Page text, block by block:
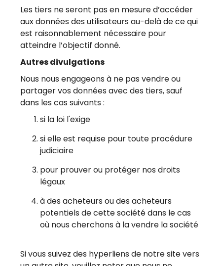
Les tiers ne seront pas en mesure d’accéder
aux données des utilisateurs au-delà de ce qui
est raisonnablement nécessaire pour
atteindre l’objectif donné.
Autres divulgations
Nous nous engageons à ne pas vendre ou
partager vos données avec des tiers, sauf
dans les cas suivants :
si la loi l'exige
si elle est requise pour toute procédure
judiciaire
pour prouver ou protéger nos droits
légaux
à des acheteurs ou des acheteurs
potentiels de cette société dans le cas
où nous cherchons à la vendre la société
Si vous suivez des hyperliens de notre site vers